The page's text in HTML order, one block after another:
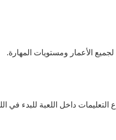
الأعمار ومستويات المهارة.
داخل اللعبة للبدء في